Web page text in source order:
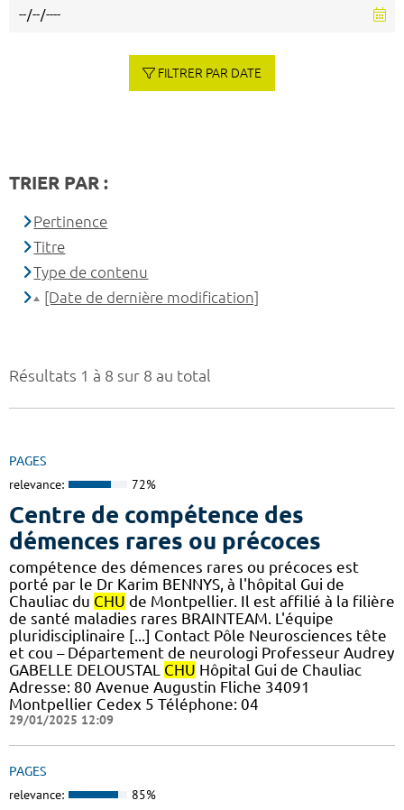
Résultats 1 à 8 sur 8 au total
PAGES
relevance: 72%
Centre de compétence des
démences rares ou précoces
compétence des démences rares ou précoces est
porté par le Dr Karim BENNYS, à l'hôpital Gui de
Chauliac du CHU de Montpellier. Il est affilié à la filière
de santé maladies rares BRAINTEAM. L'équipe
pluridisciplinaire [...] Contact Pôle Neurosciences tête
et cou – Département de neurologi Professeur Audrey
GABELLE DELOUSTAL CHU Hôpital Gui de Chauliac
Adresse: 80 Avenue Augustin Fliche 34091
Montpellier Cedex 5 Téléphone: 04
29/01/2025 12:09
PAGES
relevance: 85%
FILTRER PAR DATE
TRIER PAR :
Pertinence
Titre
Type de contenu
[Date de dernière modification]